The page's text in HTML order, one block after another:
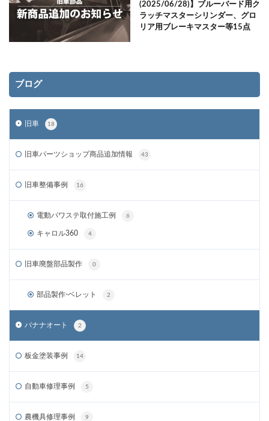
(2025/06/28)】ブルーバード用ク
ラッチマスターシリンダー、グロ
リア用ブレーキマスター等15点
ブログ
旧車 18
旧車パーツショップ商品追加情報 43
旧車整備事例 16
電動パワステ取付施工例 6
キャロル360 4
旧車廃盤部品製作 0
部品製作-ベレット 2
バナナオート 2
板金塗装事例 14
自動車修理事例 5
農機具修理事例 9